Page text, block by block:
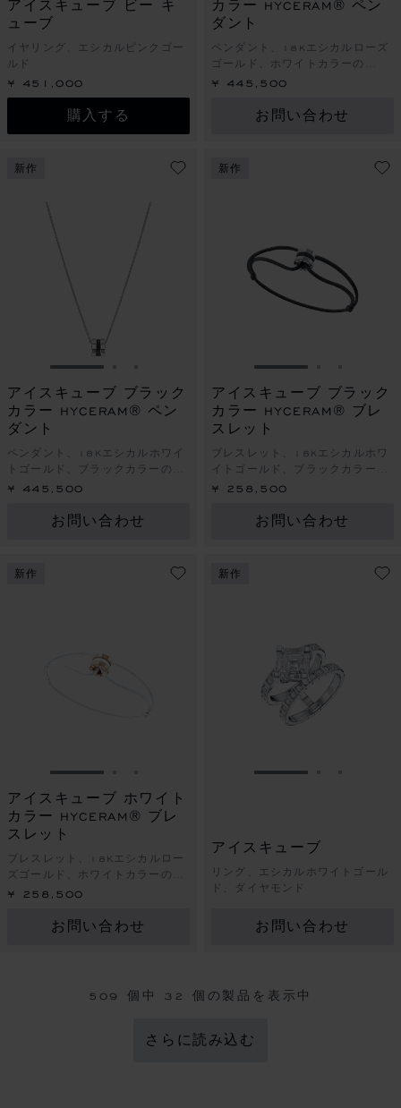
アイスキューブ ビー キ
ューブ
イヤリング、エシカルピンクゴー
ルド
¥ 451,000
購入する
カラー HYCERAM® ペン
ダント
ペンダント、18Kエシカルローズ
ゴールド、ホワイトカラーの
HYCERAM®
¥ 445,500
お問い合わせ
新作
スライドに移動 1スライドに移動 3
アイスキューブ ブラック
カラー HYCERAM® ペン
ダント
ペンダント、18Kエシカルホワイ
トゴールド、ブラックカラーの
HYCERAM®
¥ 445,500
お問い合わせ
新作
スライドに移動 1
アイスキューブ ブラック
カラー HYCERAM® ブレ
スレット
ブレスレット、18Kエシカルホワ
イトゴールド、ブラックカラーの
HYCERAM®
¥ 258,500
お問い合わせ
新作
スライドに移動 1スライドに移動 3
アイスキューブ ホワイト
カラー HYCERAM® ブレ
スレット
ブレスレット、18Kエシカルロー
ズゴールド、ホワイトカラーの
HYCERAM®
¥ 258,500
お問い合わせ
新作
スライドに移動 1
アイスキューブ
リング、エシカルホワイトゴール
ド、ダイヤモンド
お問い合わせ
509 個中 32 個の製品を表示中
さらに読み込む